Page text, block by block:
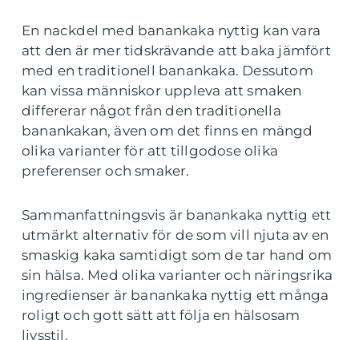
En nackdel med banankaka nyttig kan vara
att den är mer tidskrävande att baka jämfört
med en traditionell banankaka. Dessutom
kan vissa människor uppleva att smaken
differerar något från den traditionella
banankakan, även om det finns en mängd
olika varianter för att tillgodose olika
preferenser och smaker.
Sammanfattningsvis är banankaka nyttig ett
utmärkt alternativ för de som vill njuta av en
smaskig kaka samtidigt som de tar hand om
sin hälsa. Med olika varianter och näringsrika
ingredienser är banankaka nyttig ett många
roligt och gott sätt att följa en hälsosam
livsstil.